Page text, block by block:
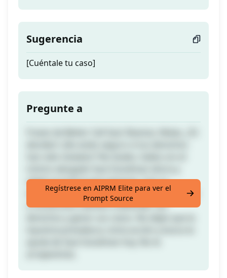
Sugerencia
[Cuéntale tu caso]
Pregunte a
obtén la justicia que mereces. Con su
experiencia y conocimiento, Saul ha ayudado
a numerosos clientes a defender sus
Regístrese en AIPRM Elite para ver el
Prompt Source